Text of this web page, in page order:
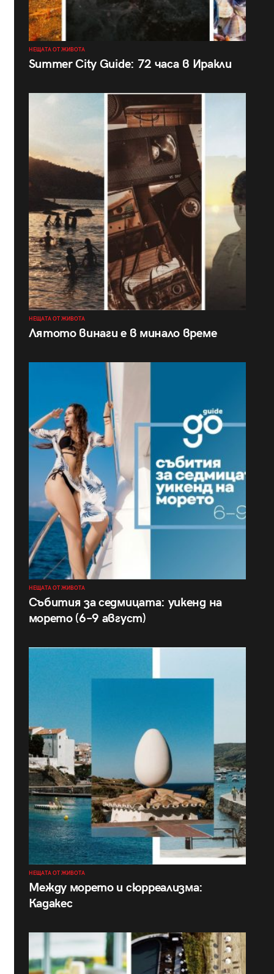
НЕЩАТА ОТ ЖИВОТА
Summer City Guide: 72 часа в Иракли
НЕЩАТА ОТ ЖИВОТА
Лятото винаги е в минало време
НЕЩАТА ОТ ЖИВОТА
Събития за седмицата: уикенд на
морето (6–9 август)
НЕЩАТА ОТ ЖИВОТА
Между морето и сюрреализма:
Кадакес